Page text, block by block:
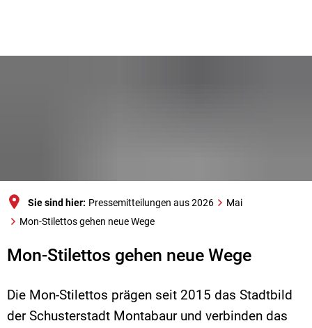
Sie sind hier: Pressemitteilungen aus 2026
Mai
Mon-Stilettos gehen neue Wege
Mon-Stilettos gehen neue Wege
Die Mon-Stilettos prägen seit 2015 das Stadtbild
der Schusterstadt Montabaur und verbinden das